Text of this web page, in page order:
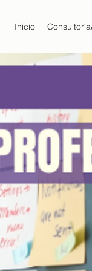
Inicio